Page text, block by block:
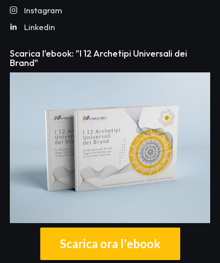
Instagram
Linkedin
Scarica l'ebook: "I 12 Archetipi Universali dei
Brand"
Scarica ora l'ebook